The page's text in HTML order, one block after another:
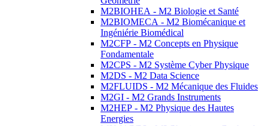
M2BIOHEA - M2 Biologie et Santé
M2BIOMECA - M2 Biomécanique et
Ingéniérie Biomédical
M2CFP - M2 Concepts en Physique
Fondamentale
M2CPS - M2 Système Cyber Physique
M2DS - M2 Data Science
M2FLUIDS - M2 Mécanique des Fluides
M2GI - M2 Grands Instruments
M2HEP - M2 Physique des Hautes
Energies